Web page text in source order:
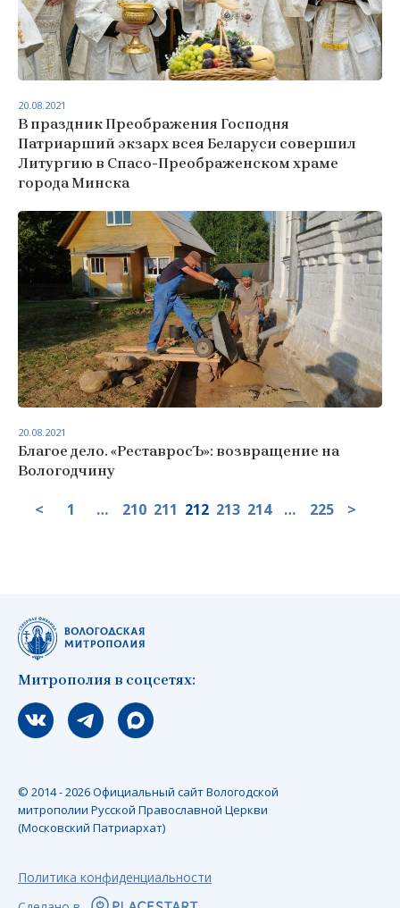
В праздник Преображения Господня
Патриарший экзарх всея Беларуси совершил
Литургию в Спасо-Преображенском храме
города Минска
20.08.2021
Благое дело. «РеставросЪ»: возвращение на
Вологодчину
20.08.2021
< 1 … 210 211 212 213 214 … 225 >
Митрополия в соцсетях:
Мы вконтакте
Мы в telegram
Мы в Макс
© 2014 - 2026 Официальный сайт Вологодской
митрополии Русской Православной Церкви
(Московский Патриархат)
Политика конфиденциальности